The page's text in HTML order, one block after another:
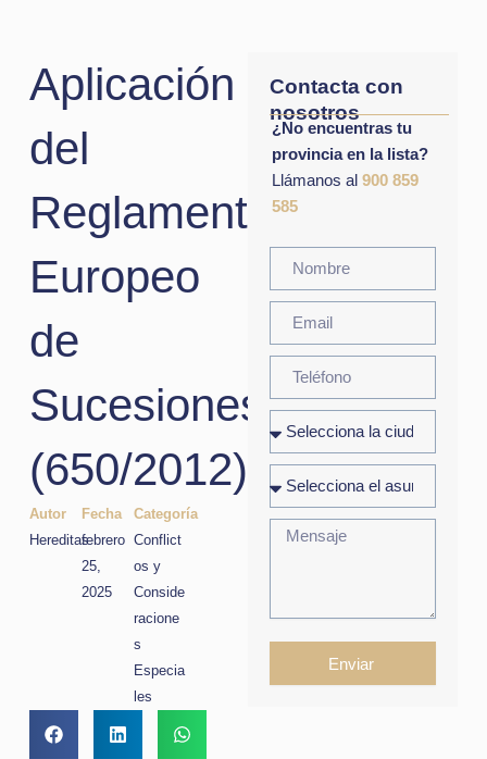
Aplicación
del
Reglamento
Europeo
de
Sucesiones
(650/2012)
Autor
Hereditas
Fecha
febrero
25,
2025
Categoría
Conflict
os y
Conside
racione
s
Especia
les
Contacta con
nosotros
¿No encuentras tu
provincia en la lista?
Llámanos al 900 859
585
Enviar